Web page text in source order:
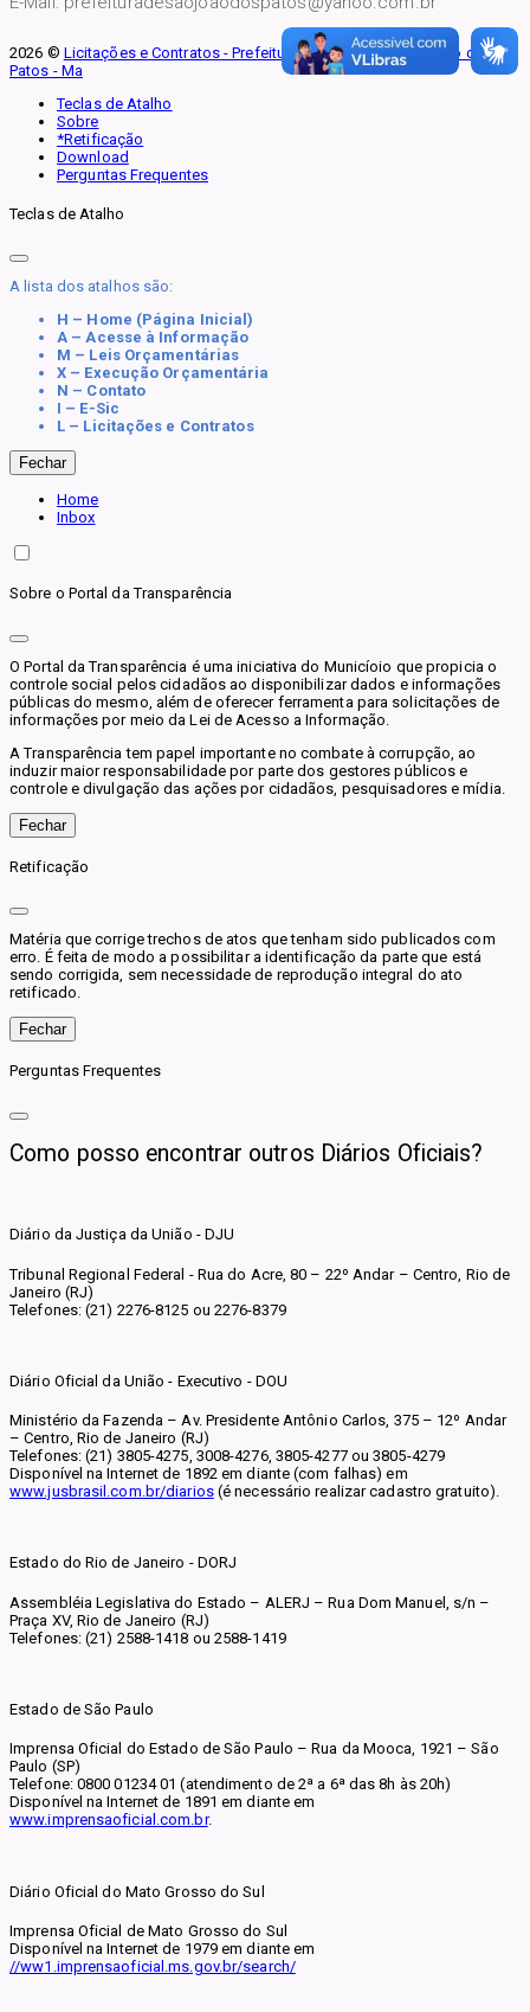
2026 © Licitações e Contratos - Prefeitura Municipal de São João dos
Patos - Ma
Teclas de Atalho
Sobre
*Retificação
Download
Perguntas Frequentes
Teclas de Atalho
A lista dos atalhos são:
H – Home (Página Inicial)
A – Acesse à Informação
M – Leis Orçamentárias
X – Execução Orçamentária
N – Contato
I – E-Sic
L – Licitações e Contratos
Fechar
Home
Inbox
Sobre o Portal da Transparência
O Portal da Transparência é uma iniciativa do Municíoio que propicia o
controle social pelos cidadãos ao disponibilizar dados e informações
públicas do mesmo, além de oferecer ferramenta para solicitações de
informações por meio da Lei de Acesso a Informação.
A Transparência tem papel importante no combate à corrupção, ao
induzir maior responsabilidade por parte dos gestores públicos e
controle e divulgação das ações por cidadãos, pesquisadores e mídia.
Fechar
Retificação
Matéria que corrige trechos de atos que tenham sido publicados com
erro. É feita de modo a possibilitar a identificação da parte que está
sendo corrigida, sem necessidade de reprodução integral do ato
retificado.
Fechar
Perguntas Frequentes
Como posso encontrar outros Diários Oficiais?
Diário da Justiça da União - DJU
Tribunal Regional Federal - Rua do Acre, 80 – 22º Andar – Centro, Rio de
Janeiro (RJ)
Telefones: (21) 2276-8125 ou 2276-8379
Diário Oficial da União - Executivo - DOU
Ministério da Fazenda – Av. Presidente Antônio Carlos, 375 – 12º Andar
– Centro, Rio de Janeiro (RJ)
Telefones: (21) 3805-4275, 3008-4276, 3805-4277 ou 3805-4279
Disponível na Internet de 1892 em diante (com falhas) em
www.jusbrasil.com.br/diarios(é necessário realizar cadastro gratuito).
Estado do Rio de Janeiro - DORJ
Assembléia Legislativa do Estado – ALERJ – Rua Dom Manuel, s/n –
Praça XV, Rio de Janeiro (RJ)
Telefones: (21) 2588-1418 ou 2588-1419
Estado de São Paulo
Imprensa Oficial do Estado de São Paulo – Rua da Mooca, 1921 – São
Paulo (SP)
Telefone: 0800 01234 01 (atendimento de 2ª a 6ª das 8h às 20h)
Disponível na Internet de 1891 em diante em
www.imprensaoficial.com.br.
Diário Oficial do Mato Grosso do Sul
Imprensa Oficial de Mato Grosso do Sul
Disponível na Internet de 1979 em diante em
//ww1.imprensaoficial.ms.gov.br/search/